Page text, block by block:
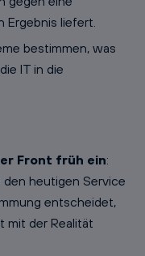
Ergebnis liefert.
bestimmen, was
IT in die
Front früh ein:
den heutigen Service
entscheidet,
mit der Realität